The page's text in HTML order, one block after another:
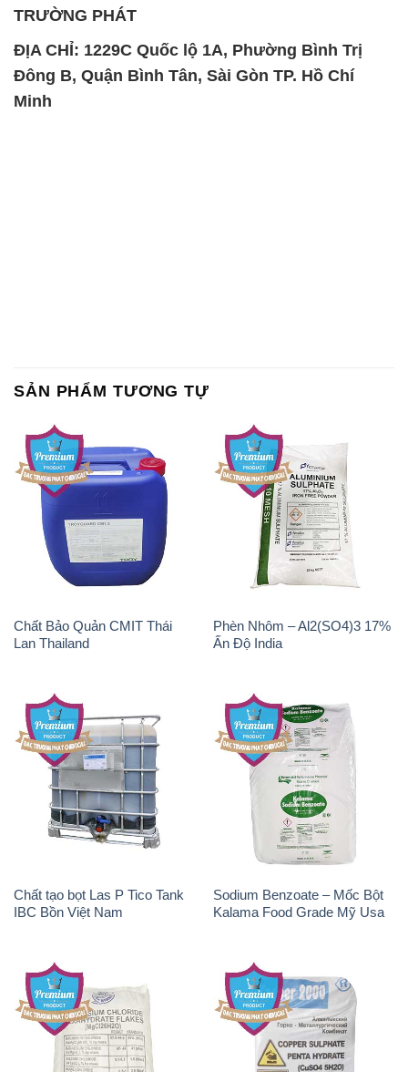
TRƯỜNG PHÁT
ĐỊA CHỈ: 1229C Quốc lộ 1A, Phường Bình Trị
Đông B, Quận Bình Tân, Sài Gòn TP. Hồ Chí
Minh
SẢN PHẨM TƯƠNG TỰ
Chất Bảo Quản CMIT Thái
Lan Thailand
Phèn Nhôm – Al2(SO4)3 17%
Ấn Độ India
Chất tạo bọt Las P Tico Tank
IBC Bồn Việt Nam
Sodium Benzoate – Mốc Bột
Kalama Food Grade Mỹ Usa